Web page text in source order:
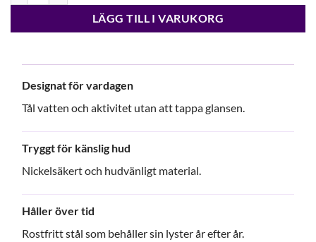
LÄGG TILL I VARUKORG
Designat för vardagen
Tål vatten och aktivitet utan att tappa glansen.
Tryggt för känslig hud
Nickelsäkert och hudvänligt material.
Håller över tid
Rostfritt stål som behåller sin lyster år efter år.